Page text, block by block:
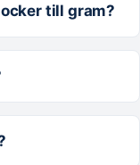
till gram?